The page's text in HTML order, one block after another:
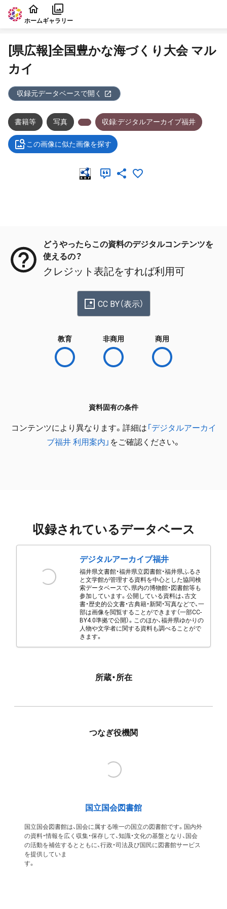
本文に飛ぶ
ホームギャラリー
[県広報]全国豊かな海づくり大会 マル
カイ
収録元データベースで開く
書籍等 写真 収録:デジタルアーカイブ福井
この画像に似た画像を探す
どうやったらこの資料のデジタルコンテンツを
使えるの？
クレジット表記をすれば利用可
CC BY（表示）
教育 非商用 商用
資料固有の条件
コンテンツにより異なります。詳細は 「デジタルアーカイ
ブ福井 利用案内」 をご確認ください。
収録されているデータベース
デジタルアーカイブ福井
福井県文書館・福井県立図書館・福井県ふるさ
と文学館が管理する資料を中心とした協同検
索データベースで、県内の博物館・図書館等も
参加しています。公開している資料は、古文
書・歴史的公文書・古典籍・新聞・写真などで、一
部は画像を閲覧することができます（一部CC-
BY4.0準拠で公開）。このほか、福井県ゆかりの
人物や文学者に関する資料も調べることがで
きます。
所蔵・所在
つなぎ役機関
国立国会図書館
国立国会図書館は、国会に属する唯一の国立の図書館です。国内外
の資料・情報を広く収集・保存して、知識・文化の基盤となり、国会
の活動を補佐するとともに、行政・司法及び国民に図書館サービス
を提供していま
す